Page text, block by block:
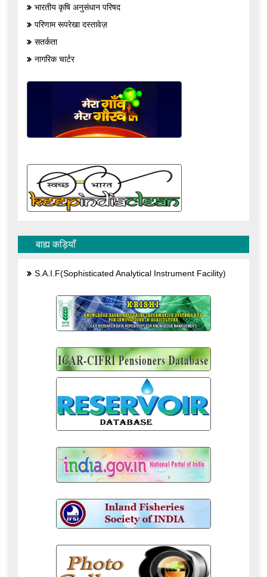
भारतीय कृषि अनुसंधान परिषद
परिणाम रूपरेखा दस्तावेज़
सतर्कता
नागरिक चार्टर
बाह्य कड़ियाँ
S.A.I.F(Sophisticated Analytical Instrument Facility)